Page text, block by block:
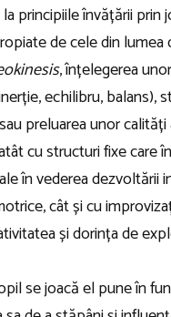
principiile învățării prin
de cele din
, înțelegerea
echilibru, balans),
preluarea unor
cu structuri fixe care
în vederea dezvoltării
cât și cu
și dorința de
se joacă el pune în